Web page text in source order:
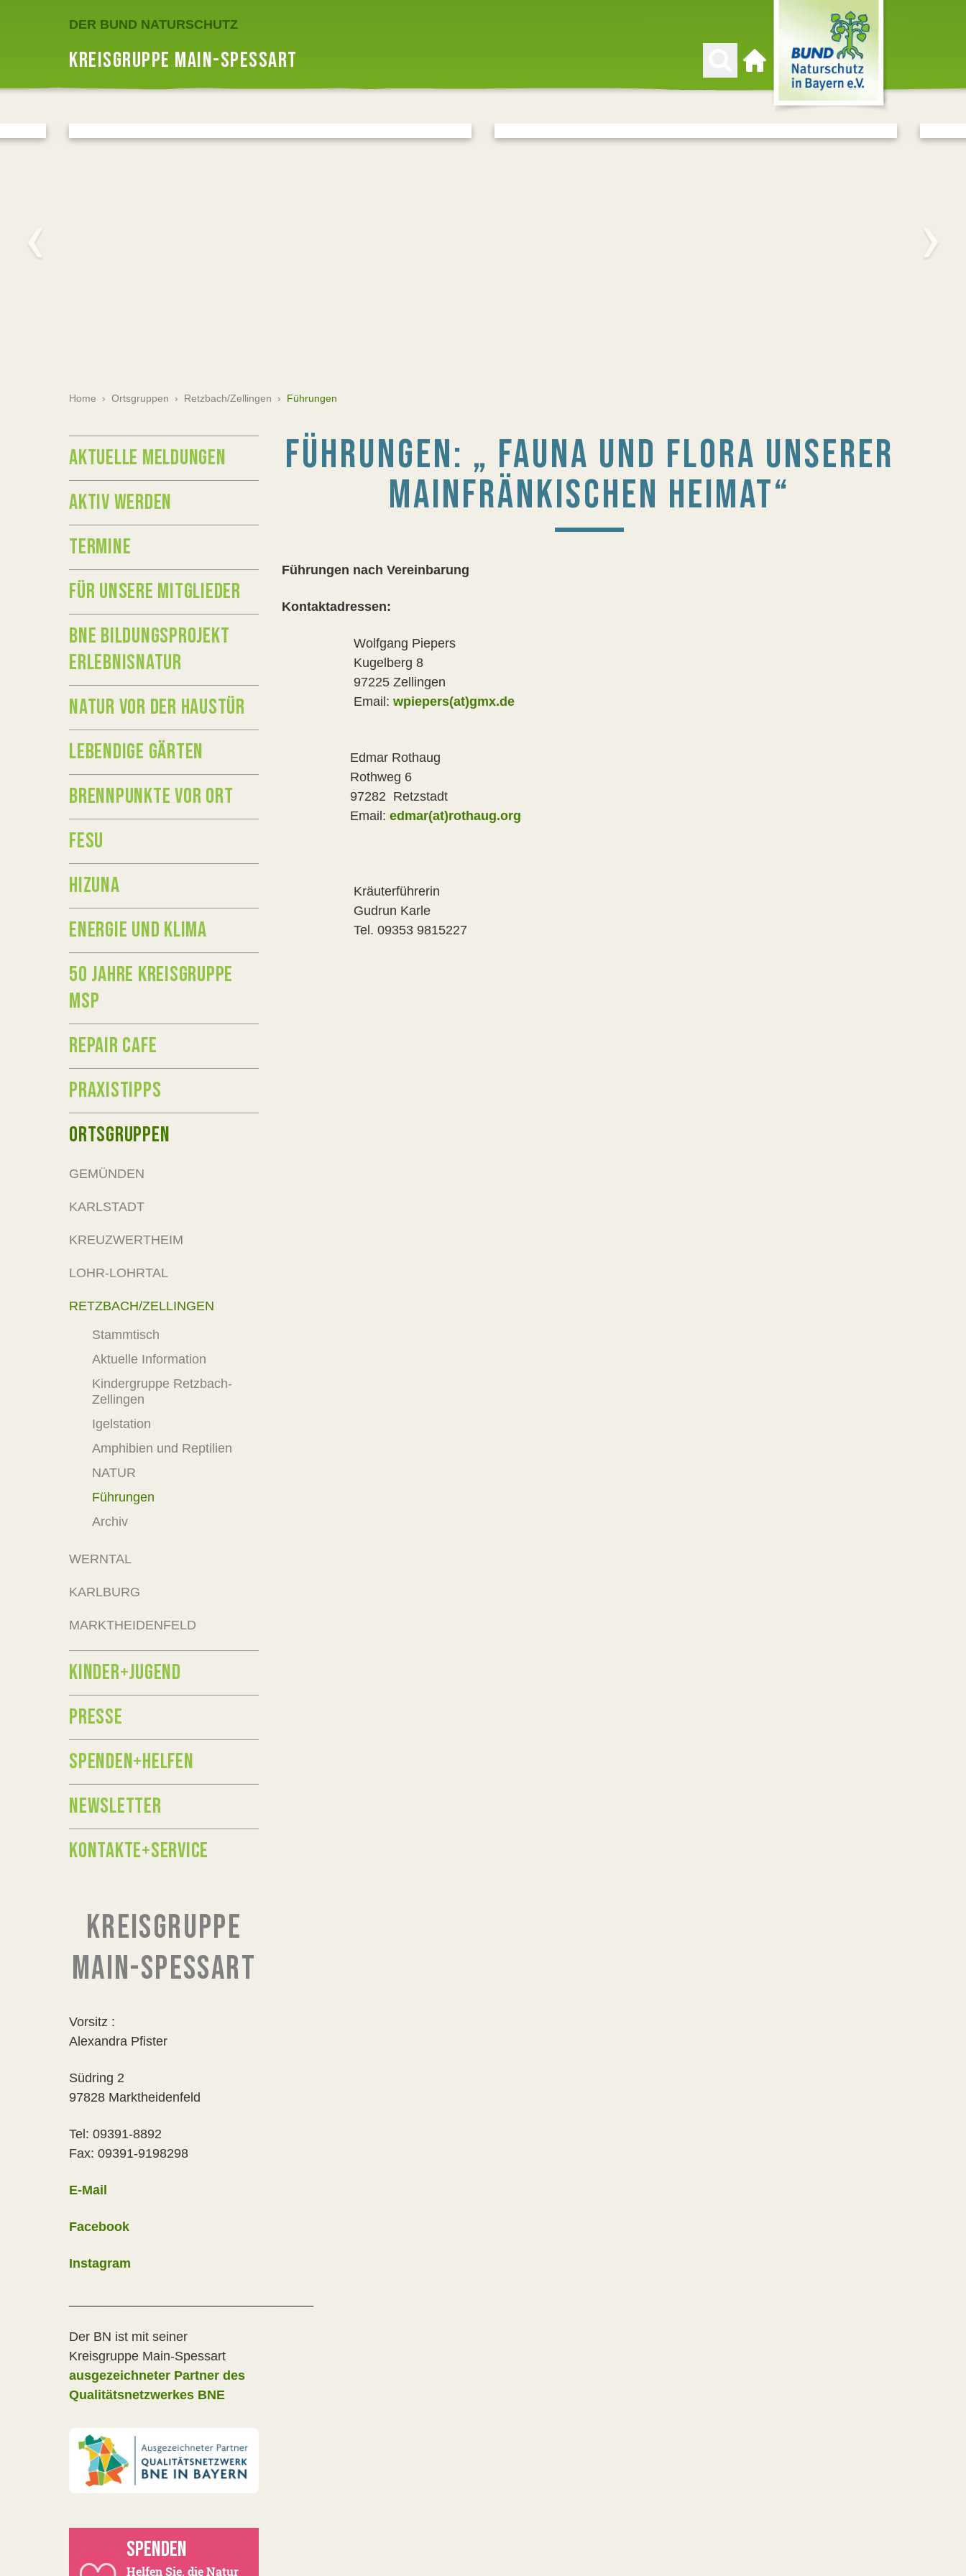
DER BUND NATURSCHUTZ
KREISGRUPPE MAIN-SPESSART
Zur Startseite
Home › Ortsgruppen › Retzbach/Zellingen › Führungen
FÜHRUNGEN: „ FAUNA UND FLORA UNSERER
MAINFRÄNKISCHEN HEIMAT“
Führungen nach Vereinbarung
Kontaktadressen:
Wolfgang Piepers
Kugelberg 8
97225 Zellingen
Email: wpiepers(at)gmx.de
Edmar Rothaug
Rothweg 6
97282 Retzstadt
Email: edmar(at)rothaug.org
Kräuterführerin
Gudrun Karle
Tel. 09353 9815227
AKTUELLE MELDUNGEN
AKTIV WERDEN
TERMINE
FÜR UNSERE MITGLIEDER
BNE BILDUNGSPROJEKT
ERLEBNISNATUR
NATUR VOR DER HAUSTÜR
LEBENDIGE GÄRTEN
BRENNPUNKTE VOR ORT
FESU
HIZUNA
ENERGIE UND KLIMA
50 JAHRE KREISGRUPPE
MSP
REPAIR CAFE
PRAXISTIPPS
ORTSGRUPPEN
GEMÜNDEN
KARLSTADT
KREUZWERTHEIM
LOHR-LOHRTAL
RETZBACH/ZELLINGEN
Stammtisch
Aktuelle Information
Kindergruppe Retzbach-
Zellingen
Igelstation
Amphibien und Reptilien
NATUR
Führungen
Archiv
WERNTAL
KARLBURG
MARKTHEIDENFELD
KINDER+JUGEND
PRESSE
SPENDEN+HELFEN
NEWSLETTER
KONTAKTE+SERVICE
KREISGRUPPE
MAIN-SPESSART
Vorsitz :
Alexandra Pfister
Südring 2
97828 Marktheidenfeld
Tel: 09391-8892
Fax: 09391-9198298
E-Mail
Facebook
Instagram
Der BN ist mit seiner
Kreisgruppe Main-Spessart
ausgezeichneter Partner des
Qualitätsnetzwerkes BNE
SPENDEN
Helfen Sie, die Natur